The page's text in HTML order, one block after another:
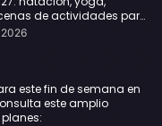
de actividades para
este fin de semana en
este amplio